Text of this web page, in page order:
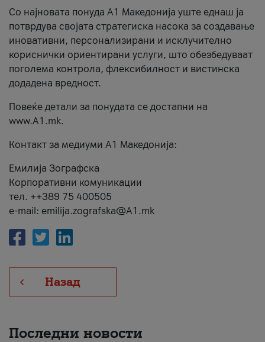
Со најновата понуда А1 Македонија уште еднаш ја
потврдува својата стратегиска насока за создавање
иновативни, персонализирани и исклучително
кориснички ориентирани услуги, што обезбедуваат
поголема контрола, флексибилност и вистинска
додадена вредност.
Повеќе детали за понудата се достапни на
www.А1.mk.
Контакт за медиуми А1 Македонија:
Емилија Зографска
Корпоративни комуникации
тел. ++389 75 400505
e-mail: emilija.zografska@A1.mk
Назад
Последни новости